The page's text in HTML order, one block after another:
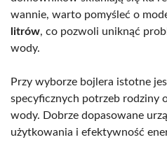
wannie, warto pomyśleć o
litrów, co pozwoli uniknąć
wody.
Przy wyborze bojlera istotne
specyficznych potrzeb rodziny
wody. Dobrze dopasowane
użytkowania i efektywność